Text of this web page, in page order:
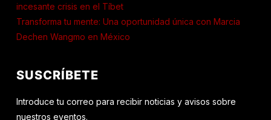
incesante crisis en el Tíbet
Transforma tu mente: Una oportunidad única con Marcia
Dechen Wangmo en México
SUSCRÍBETE
Introduce tu correo para recibir noticias y avisos sobre
nuestros eventos.